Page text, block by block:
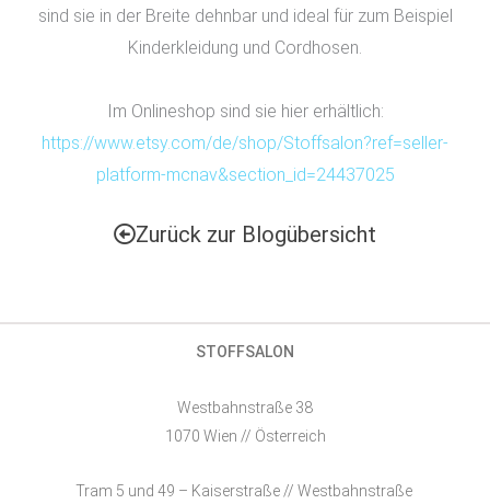
sind sie in der Breite dehnbar und ideal für zum Beispiel
Kinderkleidung und Cordhosen.
Im Onlineshop sind sie hier erhältlich:
https://www.etsy.com/de/shop/Stoffsalon?ref=seller-
platform-mcnav&section_id=24437025
Zurück zur Blogübersicht
STOFFSALON
Westbahnstraße 38
1070 Wien // Österreich
Tram 5 und 49 – Kaiserstraße // Westbahnstraße